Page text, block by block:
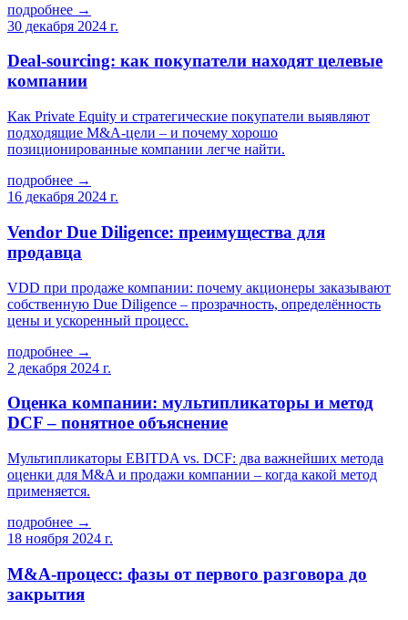
подробнее →
30 декабря 2024 г.
Deal-sourcing: как покупатели находят целевые
компании
Как Private Equity и стратегические покупатели выявляют
подходящие M&A-цели – и почему хорошо
позиционированные компании легче найти.
подробнее →
16 декабря 2024 г.
Vendor Due Diligence: преимущества для
продавца
VDD при продаже компании: почему акционеры заказывают
собственную Due Diligence – прозрачность, определённость
цены и ускоренный процесс.
подробнее →
2 декабря 2024 г.
Оценка компании: мультипликаторы и метод
DCF – понятное объяснение
Мультипликаторы EBITDA vs. DCF: два важнейших метода
оценки для M&A и продажи компании – когда какой метод
применяется.
подробнее →
18 ноября 2024 г.
M&A-процесс: фазы от первого разговора до
закрытия